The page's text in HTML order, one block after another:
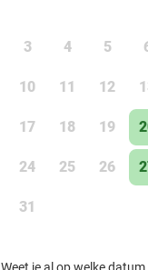
3 4 5
10 11 12
17 18 19
24 25 26
31